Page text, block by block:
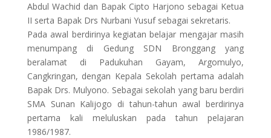
Abdul Wachid dan Bapak Cipto Harjono sebagai Ketua
II serta Bapak Drs Nurbani Yusuf sebagai sekretaris.
Pada awal berdirinya kegiatan belajar mengajar masih
menumpang di Gedung SDN Bronggang yang
beralamat di Padukuhan Gayam, Argomulyo,
Cangkringan, dengan Kepala Sekolah pertama adalah
Bapak Drs. Mulyono. Sebagai sekolah yang baru berdiri
SMA Sunan Kalijogo di tahun-tahun awal berdirinya
pertama kali meluluskan pada tahun pelajaran
1986/1987.